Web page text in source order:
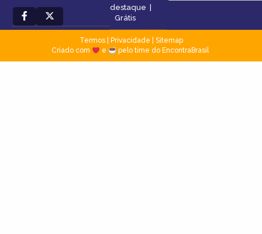
destaque
Grátis
Termos| Privacidade
Sitemap
Criado com
e pelo time do EncontraBrasil